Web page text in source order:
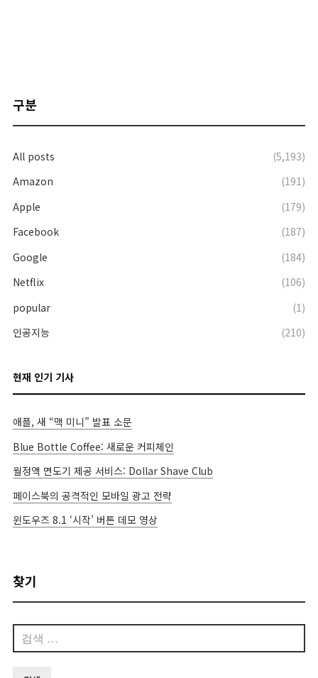
구분
All posts
(5,193)
Amazon
(191)
Apple
(179)
Facebook
(187)
Google
(184)
Netflix
(106)
popular
(1)
인공지능
(210)
현재 인기 기사
애플, 새 “맥 미니” 발표 소문
Blue Bottle Coffee: 새로운 커피체인
월정액 면도기 제공 서비스: Dollar Shave Club
페이스북의 공격적인 모바일 광고 전략
윈도우즈 8.1 ‘시작’ 버튼 데모 영상
찾기
색: